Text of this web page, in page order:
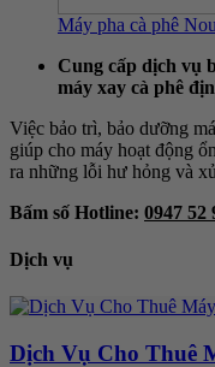
Máy pha cà phê
Cung cấp dịch vụ
máy xay cà phê
Việc bảo trì, bảo dưỡng
giúp cho máy hoạt động
ra những lỗi hư hỏng và
Bấm số Hotline: 0947 52
Dịch vụ
Dịch Vụ Cho Thuê